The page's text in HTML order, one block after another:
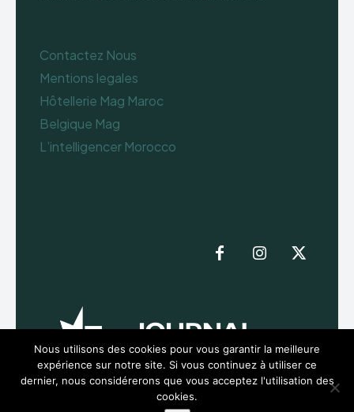
Contactez Nous
Mentions legales
Hôtellerie Mag Maroc
Belgique Mag
L’intelligencer Morocco
Nous utilisons des cookies pour vous garantir la meilleure
expérience sur notre site. Si vous continuez à utiliser ce
dernier, nous considérerons que vous acceptez l'utilisation des
cookies.